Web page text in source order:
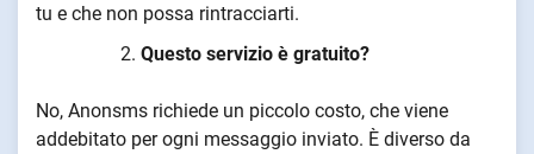
tu e che non possa rintracciarti.
Questo servizio è gratuito?
No, Anonsms richiede un piccolo costo, che viene
addebitato per ogni messaggio inviato. È diverso da